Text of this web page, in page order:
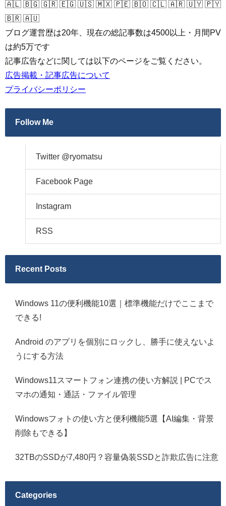
🇦🇱 🇧🇬 🇬🇷 🇪🇬 🇺🇸 🇲🇽 🇵🇪 🇧🇴 🇨🇱 🇦🇷 🇺🇾 🇵🇾
🇧🇷 🇦🇺
ブログ運営歴は20年、現在の総記事数は4500以上・月間PV
は約5万です
記事広告などに関しては以下のページをご覧ください。
広告掲載・記事広告について
プライバシーポリシー
Follow Me
Twitter @ryomatsu
Facebook Page
Instagram
RSS
Recent Posts
Windows 11の便利機能10選｜標準機能だけでここまで
できる!
Android のアプリを個別にロックし、勝手に使えないよ
うにする方法
Windows11スマートフォン連携の使い方解説 | PCでス
マホの通知・通話・ファイル管理
Windowsフォトの使い方と便利機能5選【AI編集・背景
削除もできる】
32TBのSSDが7,480円？容量偽装SSDと詐欺広告に注意
Categories